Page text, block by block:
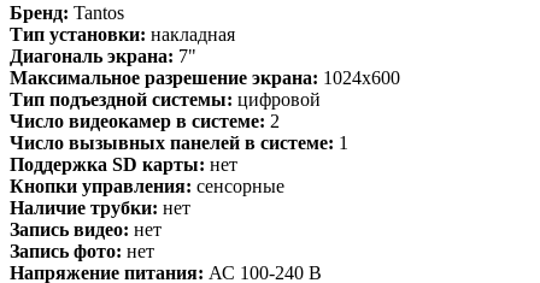
Бренд: Tantos
Тип установки: накладная
Диагональ экрана: 7"
Максимальное разрешение экрана: 1024х600
Тип подъездной системы: цифровой
Число видеокамер в системе: 2
Число вызывных панелей в системе: 1
Поддержка SD карты: нет
Кнопки управления: сенсорные
Наличие трубки: нет
Запись видео: нет
Запись фото: нет
Напряжение питания: АС 100-240 В